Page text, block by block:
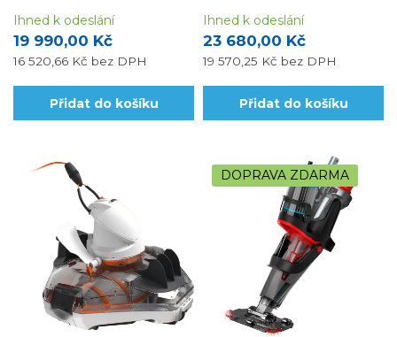
čištění dna, stěn i hladinové linky.
19 990,00 Kč
16 520,66 Kč bez DPH
Ihned k odeslání
Přidat do košíku
23 680,00 Kč
19 570,25 Kč bez DPH
Ihned k odeslání
Přidat do košíku
DOPRAVA ZDARMA